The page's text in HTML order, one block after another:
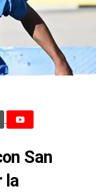
San
la